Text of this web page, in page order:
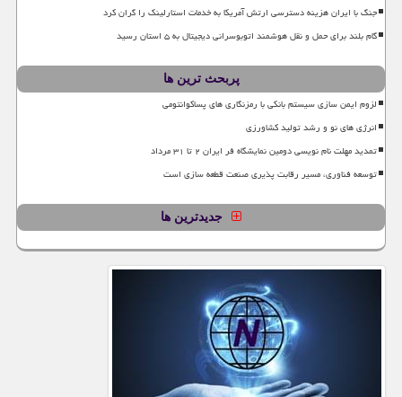
جنگ با ایران هزینه دسترسی ارتش آمریکا به خدمات استارلینک را گران کرد
گام بلند برای حمل و نقل هوشمند اتوبوسرانی دیجیتال به ۵ استان رسید
پربحث ترین ها
لزوم ایمن سازی سیستم بانکی با رمزنگاری های پساکوانتومی
انرژی های نو و رشد تولید کشاورزی
تمدید مهلت نام نویسی دومین نمایشگاه فر ایران ۲ تا ۳۱ مرداد
توسعه فناوری، مسیر رقابت پذیری صنعت قطعه سازی است
جدیدترین ها